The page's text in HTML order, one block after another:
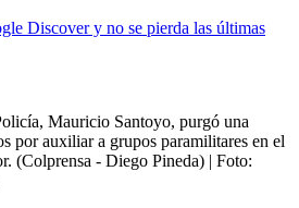
Discover y no se pierda las últimas
Mauricio Santoyo, purgó una
por auxiliar a grupos paramilitares en el
(Colprensa - Diego Pineda) | Foto: